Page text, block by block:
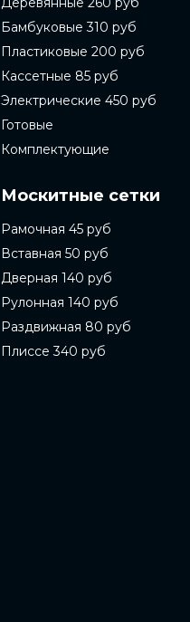
Бамбуковые 310 руб
Пластиковые 200 руб
Кассетные 85 руб
Электрические 450 руб
Готовые
Комплектующие
Москитные сетки
Рамочная 45 руб
Вставная 50 руб
Дверная 140 руб
Рулонная 140 руб
Раздвижная 80 руб
Плиссе 340 руб